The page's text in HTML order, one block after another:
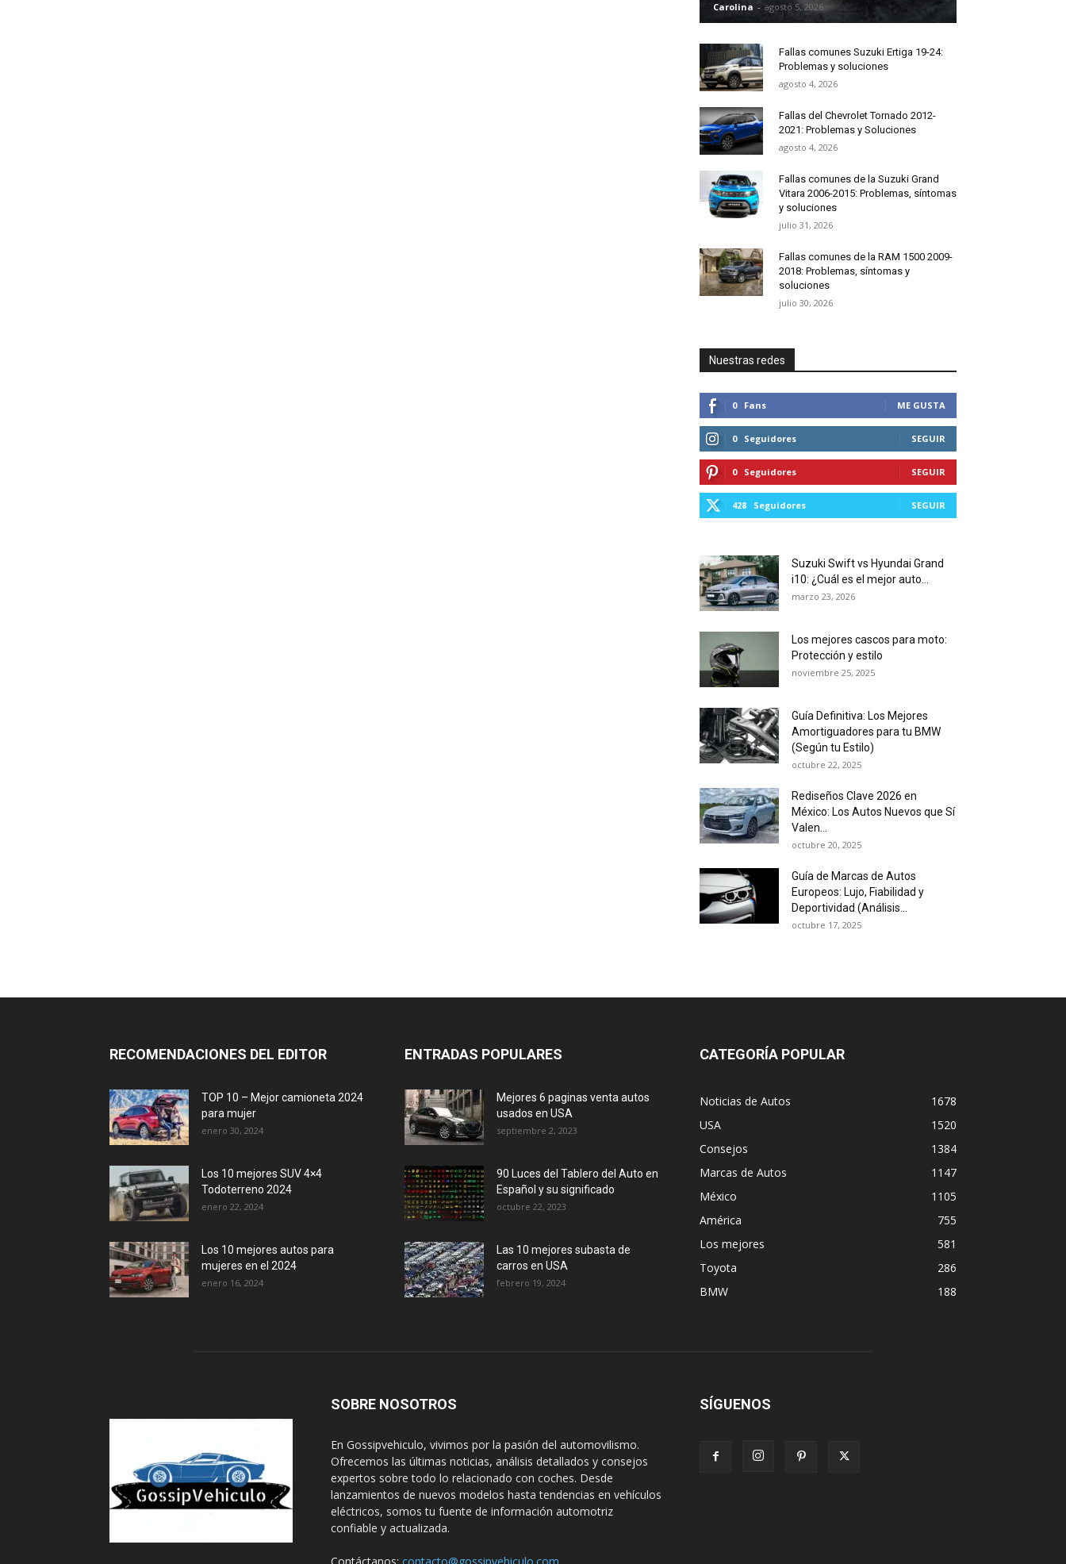
Carolina - agosto 5, 2026
Fallas comunes Suzuki Ertiga 19-24:
Problemas y soluciones
agosto 4, 2026
Fallas del Chevrolet Tornado 2012-
2021: Problemas y Soluciones
agosto 4, 2026
Fallas comunes de la Suzuki Grand
Vitara 2006-2015: Problemas, síntomas
y soluciones
julio 31, 2026
Fallas comunes de la RAM 1500 2009-
2018: Problemas, síntomas y
soluciones
julio 30, 2026
Nuestras redes
0 Fans ME GUSTA
0 Seguidores SEGUIR
0 Seguidores SEGUIR
428 Seguidores SEGUIR
Suzuki Swift vs Hyundai Grand
i10: ¿Cuál es el mejor auto...
marzo 23, 2026
Los mejores cascos para moto:
Protección y estilo
noviembre 25, 2025
Guía Definitiva: Los Mejores
Amortiguadores para tu BMW
(Según tu Estilo)
octubre 22, 2025
Rediseños Clave 2026 en
México: Los Autos Nuevos que Sí
Valen...
octubre 20, 2025
Guía de Marcas de Autos
Europeos: Lujo, Fiabilidad y
Deportividad (Análisis...
octubre 17, 2025
RECOMENDACIONES DEL EDITOR
TOP 10 – Mejor camioneta 2024
para mujer
enero 30, 2024
Los 10 mejores SUV 4×4
Todoterreno 2024
enero 22, 2024
Los 10 mejores autos para
mujeres en el 2024
enero 16, 2024
ENTRADAS POPULARES
Mejores 6 paginas venta autos
usados en USA
septiembre 2, 2023
90 Luces del Tablero del Auto en
Español y su significado
octubre 22, 2023
Las 10 mejores subasta de
carros en USA
febrero 19, 2024
CATEGORÍA POPULAR
Noticias de Autos
1678
USA
1520
Consejos
1384
Marcas de Autos
1147
México
1105
América
755
Los mejores
581
Toyota
286
BMW
188
SOBRE NOSOTROS
En Gossipvehiculo, vivimos por la pasión del automovilismo.
Ofrecemos las últimas noticias, análisis detallados y consejos
expertos sobre todo lo relacionado con coches. Desde
lanzamientos de nuevos modelos hasta tendencias en vehículos
eléctricos, somos tu fuente de información automotriz
confiable y actualizada.
SÍGUENOS